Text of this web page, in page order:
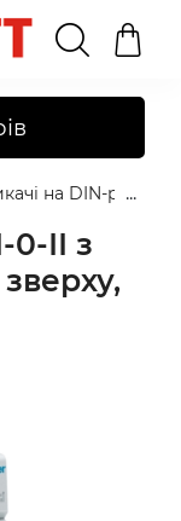
на DIN-рейку
ІІ з